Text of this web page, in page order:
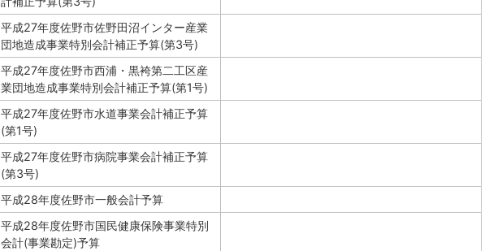
平成27年度佐野市佐野田沼インター産業
団地造成事業特別会計補正予算(第3号)
平成27年度佐野市西浦・黒袴第二工区産
業団地造成事業特別会計補正予算(第1号)
平成27年度佐野市水道事業会計補正予算
(第1号)
平成27年度佐野市病院事業会計補正予算
(第3号)
平成28年度佐野市一般会計予算
平成28年度佐野市国民健康保険事業特別
会計(事業勘定)予算